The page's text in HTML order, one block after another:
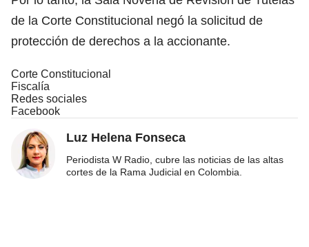
de la Corte Constitucional negó la solicitud de
protección de derechos a la accionante.
Corte Constitucional
Fiscalía
Redes sociales
Facebook
Luz Helena Fonseca
Periodista W Radio, cubre las noticias de las altas
cortes de la Rama Judicial en Colombia.